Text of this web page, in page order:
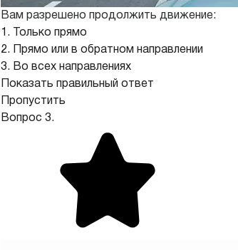
Вам разрешено продолжить движение:
1. Только прямо
2. Прямо или в обратном направлении
3. Во всех направлениях
Показать правильный ответ
Пропустить
Вопрос 3.